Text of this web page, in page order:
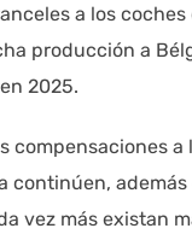
a los
producción a
2025.
compensaciones
continúen, además
vez más existan